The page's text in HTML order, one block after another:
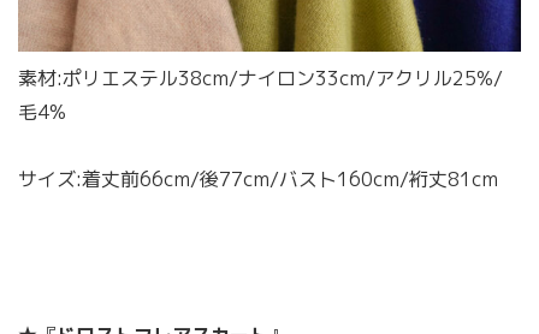
素材:ポリエステル38cm/ナイロン33cm/アクリル25%/
毛4%
サイズ:着丈前66cm/後77cm/バスト160cm/裄丈81cm